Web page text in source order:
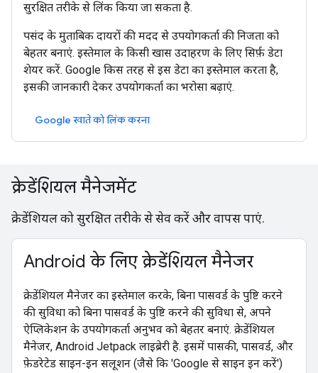
सुरक्षित तरीके से लिंक किया जा सकता है.
पसंद के मुताबिक दायरों की मदद से उपयोगकर्ता की निजता को
बेहतर बनाएं. इस्तेमाल के किसी खास उदाहरण के लिए सिर्फ़ डेटा
शेयर करें. Google किस तरह से इस डेटा का इस्तेमाल करता है,
इसकी जानकारी देकर उपयोगकर्ता का भरोसा बढ़ाएं.
Google खाते को लिंक करना
क्रेडेंशियल मैनेजमेंट
क्रेडेंशियल को सुरक्षित तरीके से सेव करें और वापस पाएं.
Android के लिए क्रेडेंशियल मैनेजर
क्रेडेंशियल मैनेजर का इस्तेमाल करके, बिना पासवर्ड के पुष्टि करने
की सुविधा को बिना पासवर्ड के पुष्टि करने की सुविधा से, अपने
ऐप्लिकेशन के उपयोगकर्ता अनुभव को बेहतर बनाएं. क्रेडेंशियल
मैनेजर, Android Jetpack लाइब्रेरी है. इसमें पासकी, पासवर्ड, और
फ़ेडरेटेड साइन-इन सलूशन (जैसे कि 'Google से साइन इन करें')